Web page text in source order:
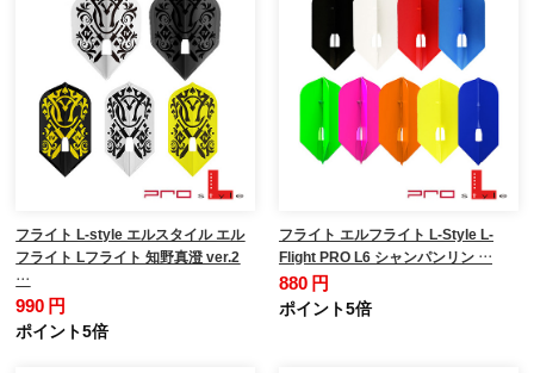
フライト L-style エルスタイル エル
フライト Lフライト 知野真澄 ver.2
…
990 円
ポイント5倍
フライト エルフライト L-Style L-
Flight PRO L6 シャンパンリン …
880 円
ポイント5倍